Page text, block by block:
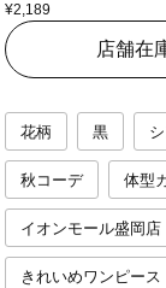
¥2,189
店舗在
花柄 黒
秋コーデ 体型
イオンモール盛岡店
きれいめワンピース